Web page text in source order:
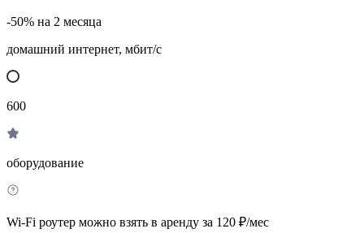
-50% на 2 месяца
домашний интернет, мбит/с
600
оборудование
Wi-Fi роутер можно взять в аренду за 120 ₽/мес